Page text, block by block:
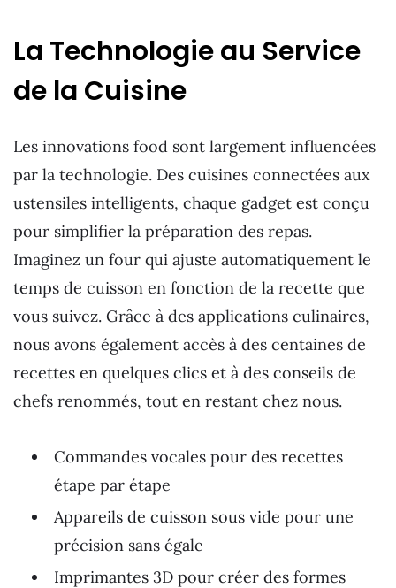
La Technologie au Service
de la Cuisine
Les innovations food sont largement influencées
par la technologie. Des cuisines connectées aux
ustensiles intelligents, chaque gadget est conçu
pour simplifier la préparation des repas.
Imaginez un four qui ajuste automatiquement le
temps de cuisson en fonction de la recette que
vous suivez. Grâce à des applications culinaires,
nous avons également accès à des centaines de
recettes en quelques clics et à des conseils de
chefs renommés, tout en restant chez nous.
Commandes vocales pour des recettes
étape par étape
Appareils de cuisson sous vide pour une
précision sans égale
Imprimantes 3D pour créer des formes